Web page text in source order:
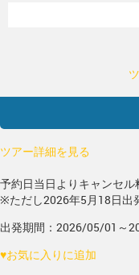
ツアー詳細を見る
予約日当日よりキャンセル
※ただし2026年5月18日出
出発期間：2026/05/01～
♥お気に入りに追加